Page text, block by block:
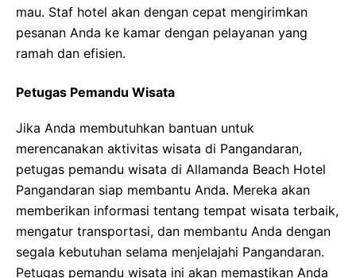
mau. Staf hotel akan dengan cepat mengirimkan
pesanan Anda ke kamar dengan pelayanan yang
ramah dan efisien.
Petugas Pemandu Wisata
Jika Anda membutuhkan bantuan untuk
merencanakan aktivitas wisata di Pangandaran,
petugas pemandu wisata di Allamanda Beach Hotel
Pangandaran siap membantu Anda. Mereka akan
memberikan informasi tentang tempat wisata terbaik,
mengatur transportasi, dan membantu Anda dengan
segala kebutuhan selama menjelajahi Pangandaran.
Petugas pemandu wisata ini akan memastikan Anda